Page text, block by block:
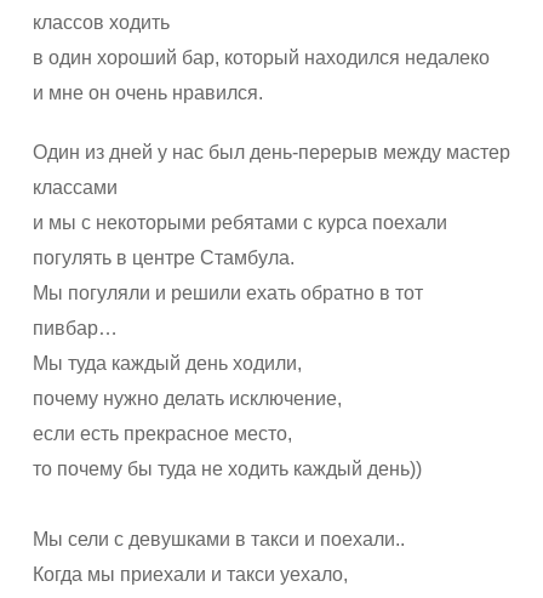
классов ходить
в один хороший бар, который находился недалеко
и мне он очень нравился.
Один из дней у нас был день-перерыв между мастер
классами
и мы с некоторыми ребятами с курса поехали
погулять в центре Стамбула.
Мы погуляли и решили ехать обратно в тот
пивбар…
Мы туда каждый день ходили,
почему нужно делать исключение,
если есть прекрасное место,
то почему бы туда не ходить каждый день))
Мы сели с девушками в такси и поехали..
Когда мы приехали и такси уехало,